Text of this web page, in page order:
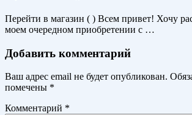
Перейти в магазин ( ) Всем привет! Хочу
моем очередном приобретении с …
Добавить комментарий
Ваш адрес email не будет опубликован.
помечены *
Комментарий *